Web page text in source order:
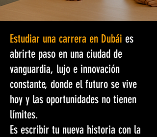
Estudiar una carrera en Dubái es
abrirte paso en una ciudad de
vanguardia, lujo e innovación
constante, donde el futuro se vive
hoy y las oportunidades no tienen
límites.
Es escribir tu nueva historia con la